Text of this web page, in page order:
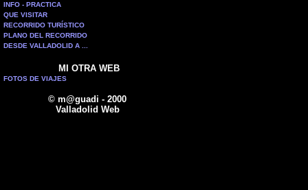
INFO - PRACTICA
QUE VISITAR
RECORRIDO TURÍSTICO
PLANO DEL RECORRIDO
DESDE VALLADOLID A ...
MI OTRA WEB
FOTOS DE VIAJES
© m@guadi - 2000
Valladolid Web